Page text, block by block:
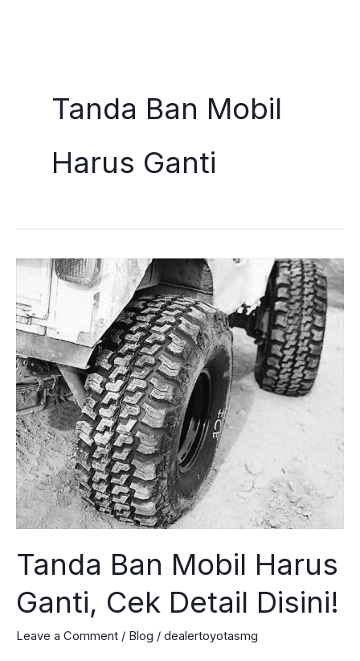
Tanda Ban Mobil
Harus Ganti
Tanda Ban Mobil Harus
Ganti, Cek Detail Disini!
Leave a Comment / Blog / dealertoyotasmg